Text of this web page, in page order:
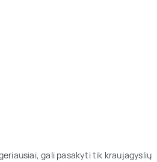
gali pasakyti tik kraujagyslių